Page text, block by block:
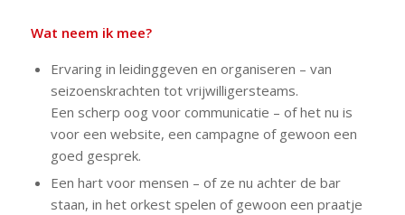
Wat neem ik mee?
Ervaring in leidinggeven en organiseren – van
seizoenskrachten tot vrijwilligersteams.
Een scherp oog voor communicatie – of het nu is
voor een website, een campagne of gewoon een
goed gesprek.
Een hart voor mensen – of ze nu achter de bar
staan, in het orkest spelen of gewoon een praatje